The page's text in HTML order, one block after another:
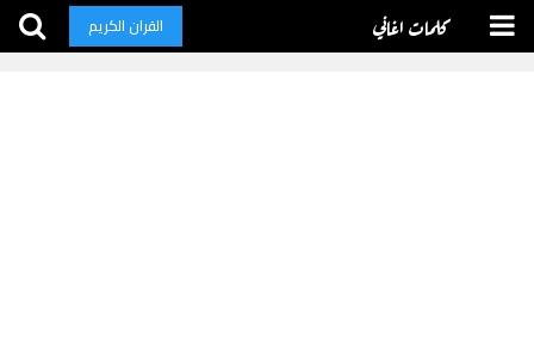
كلمات اغاني القران الكريم